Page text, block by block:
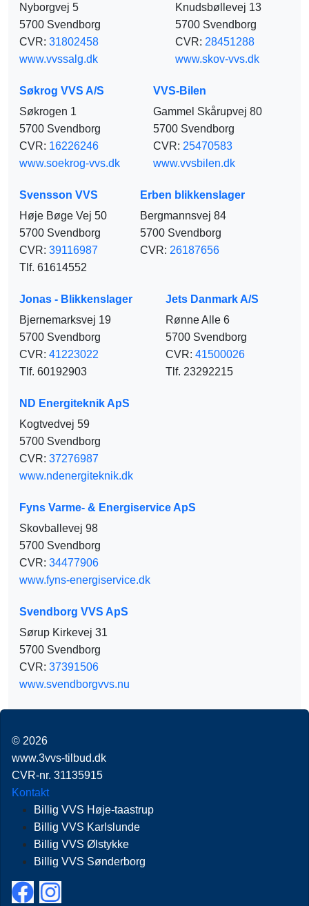
Nyborgvej 5
5700 Svendborg
CVR: 31802458
www.vvssalg.dk
Knudsbøllevej 13
5700 Svendborg
CVR: 28451288
www.skov-vvs.dk
Søkrog VVS A/S
Søkrogen 1
5700 Svendborg
CVR: 16226246
www.soekrog-vvs.dk
VVS-Bilen
Gammel Skårupvej 80
5700 Svendborg
CVR: 25470583
www.vvsbilen.dk
Svensson VVS
Høje Bøge Vej 50
5700 Svendborg
CVR: 39116987
Tlf. 61614552
Erben blikkenslager
Bergmannsvej 84
5700 Svendborg
CVR: 26187656
Jonas - Blikkenslager
Bjernemarksvej 19
5700 Svendborg
CVR: 41223022
Tlf. 60192903
Jets Danmark A/S
Rønne Alle 6
5700 Svendborg
CVR: 41500026
Tlf. 23292215
ND Energiteknik ApS
Kogtvedvej 59
5700 Svendborg
CVR: 37276987
www.ndenergiteknik.dk
Fyns Varme- & Energiservice ApS
Skovballevej 98
5700 Svendborg
CVR: 34477906
www.fyns-energiservice.dk
Svendborg VVS ApS
Sørup Kirkevej 31
5700 Svendborg
CVR: 37391506
www.svendborgvvs.nu
© 2026
www.3vvs-tilbud.dk
CVR-nr. 31135915
Kontakt
Billig VVS Høje-taastrup
Billig VVS Karlslunde
Billig VVS Ølstykke
Billig VVS Sønderborg